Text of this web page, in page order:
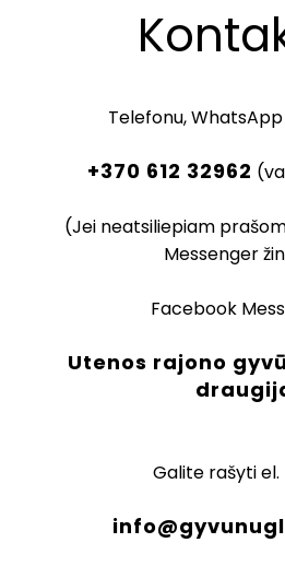
Telefonu,
+370 612 32962
(Jei neatsiliepiam
Messenger
Facebook
Utenos rajono
Galite rašyti el.